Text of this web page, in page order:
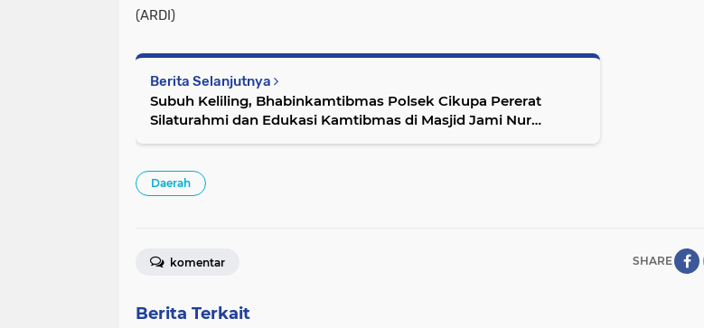
(ARDI)
Berita Selanjutnya
Subuh Keliling, Bhabinkamtibmas Polsek Cikupa Pererat
Silaturahmi dan Edukasi Kamtibmas di Masjid Jami Nur
Daerah
SHARE
komentar
Berita Terkait